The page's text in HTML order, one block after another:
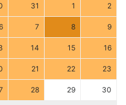
31 1 2
7 8 9
14 15 16
21 22 23
28 29 30